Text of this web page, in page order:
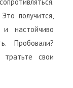
получится,
настойчиво
Пробовали?
свои